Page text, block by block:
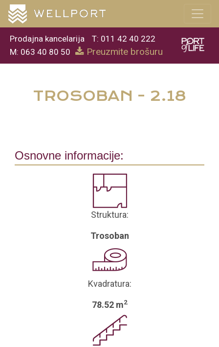
Prodajna kancelarija
T: 011 42 40 222
M: 063 40 80 50
Preuzmite brošuru
TROSOBAN - 2.18
Osnovne informacije:
Struktura:
Trosoban
Kvadratura:
78.52 m2